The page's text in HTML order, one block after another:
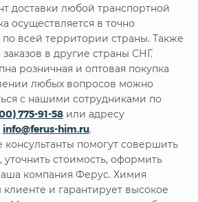
доставки любой транспортной
осуществляется в точно
всей территории страны. Также
в другие страны СНГ.
розничная и оптовая покупка
любых вопросов можно
с нашими сотрудниками по
775-91-58 или адресу
info@ferus-him.ru.
помогут совершить
стоимость, оформить
компания Ферус. Химия
и гарантирует высокое